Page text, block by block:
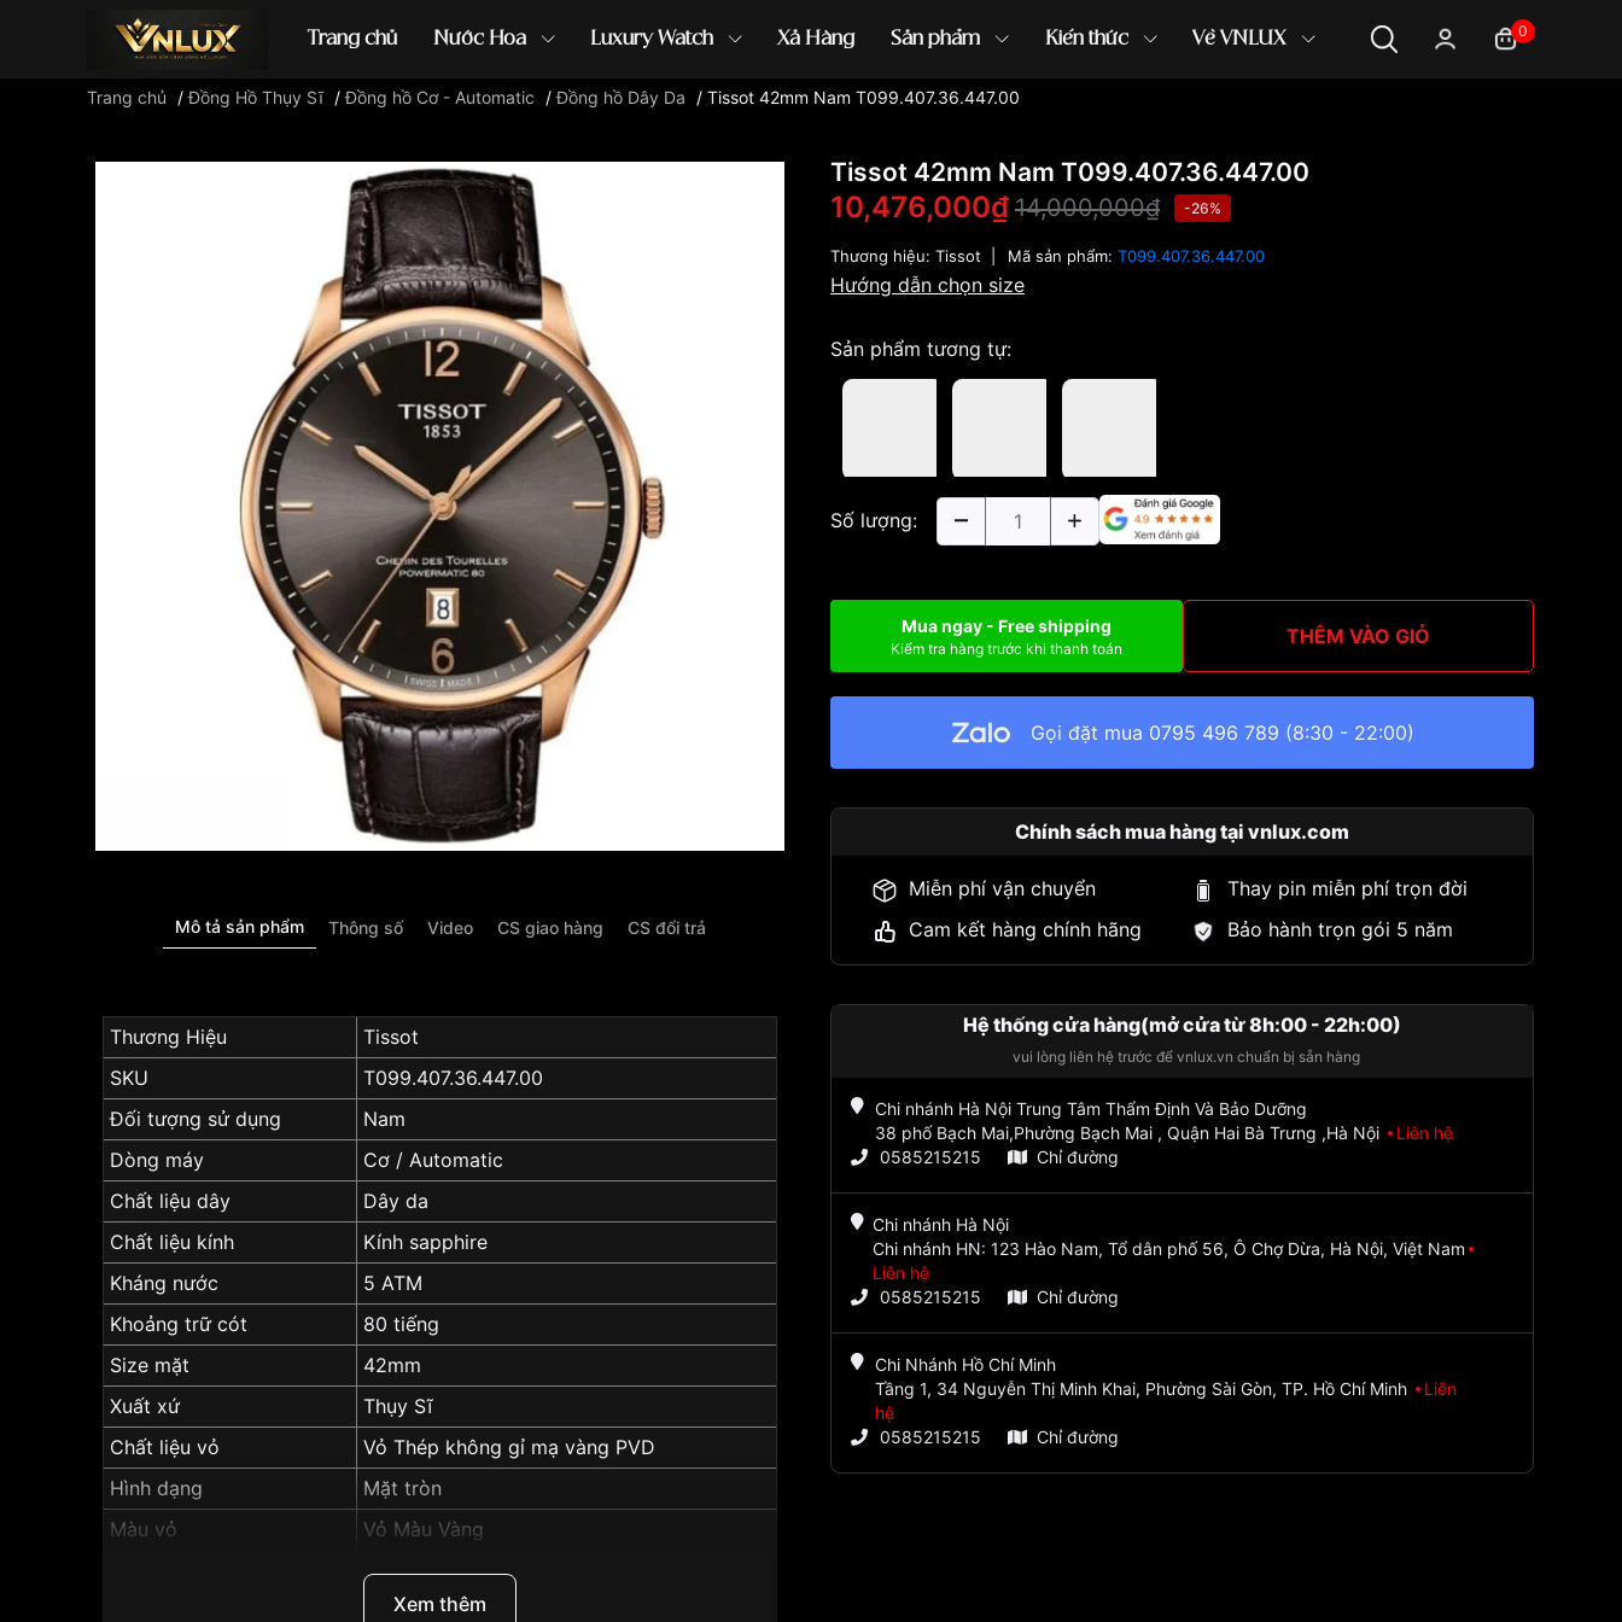
Trang chủ Nước Hoa Luxury Watch Xả Hàng Sản phẩm Kiến thức Về VNLUX 0
Đồng hồ casio đồng hồ G-Shock đồng hồ Orient ...
Trang chủ /Đồng Hồ Thụy Sĩ /Đồng hồ Cơ - Automatic /Đồng hồ Dây Da / Tissot 42mm Nam T099.407.36.447.00
Mô tả sản phẩm Thông số Video CS giao hàng CS đổi trả
Thương Hiệu
Tissot
SKU
T099.407.36.447.00
Đối tượng sử dụng
Nam
Dòng máy
Cơ / Automatic
Chất liệu dây
Dây da
Chất liệu kính
Kính sapphire
Kháng nước
5 ATM
Khoảng trữ cót
80 tiếng
Size mặt
42mm
Xuất xứ
Thụy Sĩ
Chất liệu vỏ
Vỏ Thép không gỉ mạ vàng PVD
Hình dạng
Mặt tròn
Màu vỏ
Vỏ Màu Vàng
10.9mm
ĐenXem thêm
Tissot 42mm Nam T099.407.36.447.00
10,476,000₫ 14,000,000₫ -26%
Thương hiệu: Tissot Mã sản phẩm: T099.407.36.447.00
Hướng dẫn chọn size
Sản phẩm tương tự:
Số lượng:
Mua ngay - Free shipping
Kiểm tra hàng trước khi thanh toán THÊM VÀO GIỎ
Gọi đặt mua 0795 496 789 (8:30 - 22:00)
Chính sách mua hàng tại vnlux.com
Miễn phí vận chuyển
Thay pin miễn phí trọn đời
Cam kết hàng chính hãng
Bảo hành trọn gói 5 năm
Hệ thống cửa hàng(mở cửa từ 8h:00 - 22h:00)
vui lòng liên hệ trước để vnlux.vn chuẩn bị sẵn hàng
Chi nhánh Hà Nội Trung Tâm Thẩm Định Và Bảo Dưỡng
38 phố Bạch Mai,Phường Bạch Mai , Quận Hai Bà Trưng ,Hà Nội
Liên hệ
0585215215
Chỉ đường
Chi nhánh Hà Nội
Chi nhánh HN: 123 Hào Nam, Tổ dân phố 56, Ô Chợ Dừa, Hà Nội, Việt Nam
Liên hệ
0585215215
Chỉ đường
Chi Nhánh Hồ Chí Minh
Tầng 1, 34 Nguyễn Thị Minh Khai, Phường Sài Gòn, TP. Hồ Chí Minh
Liên
hệ
0585215215
Chỉ đường